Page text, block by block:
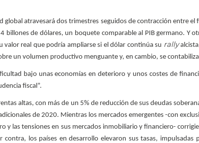
global atravesará dos trimestres seguidos de contracción entre el
billones de dólares, un boquete comparable al PIB germano. Y
real que podría ampliarse si el dólar continúa su rally
un volumen productivo menguante y, en cambio, se
bajo unas economías en deterioro y unos costes de
fiscal”.
altas, con más de un 5% de reducción de sus deudas
de 2020. Mientras los mercados emergentes -con
y las tensiones en sus mercados inmobiliario y financiero-
los países en desarrollo elevaron sus tasas, impulsadas